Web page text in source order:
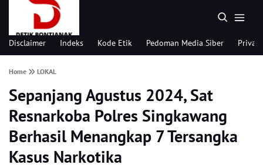
Disclaimer Indeks Kode Etik Pedoman Media Siber
Home LOKAL
Sepanjang Agustus 2024, Sat
Resnarkoba Polres Singkawang
Berhasil Menangkap 7 Tersangka
Kasus Narkotika